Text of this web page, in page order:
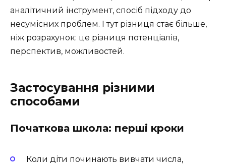
аналітичний інструмент, спосіб підходу до
несумісних проблем. І тут різниця стає більше,
ніж розрахунок: це різниця потенціалів,
перспектив, можливостей.
Застосування різними
способами
Початкова школа: перші кроки
Коли діти починають вивчати числа,